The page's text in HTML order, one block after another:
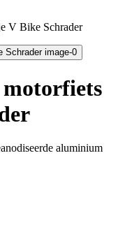
V Bike Schrader
aluminium